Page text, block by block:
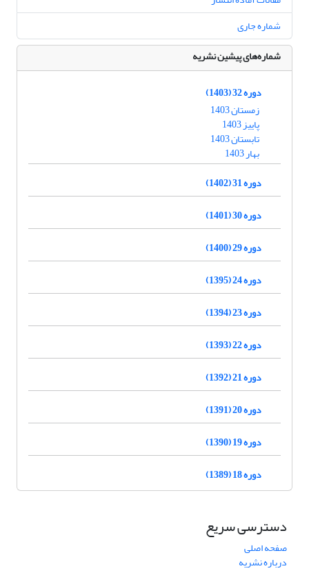
شماره جاری
شماره‌های پیشین نشریه
دوره 32 (1403)
زمستان 1403
پاییز 1403
تابستان 1403
بهار 1403
دوره 31 (1402)
دوره 30 (1401)
دوره 29 (1400)
دوره 24 (1395)
دوره 23 (1394)
دوره 22 (1393)
دوره 21 (1392)
دوره 20 (1391)
دوره 19 (1390)
دوره 18 (1389)
دسترسی سریع
صفحه اصلی
درباره نشریه